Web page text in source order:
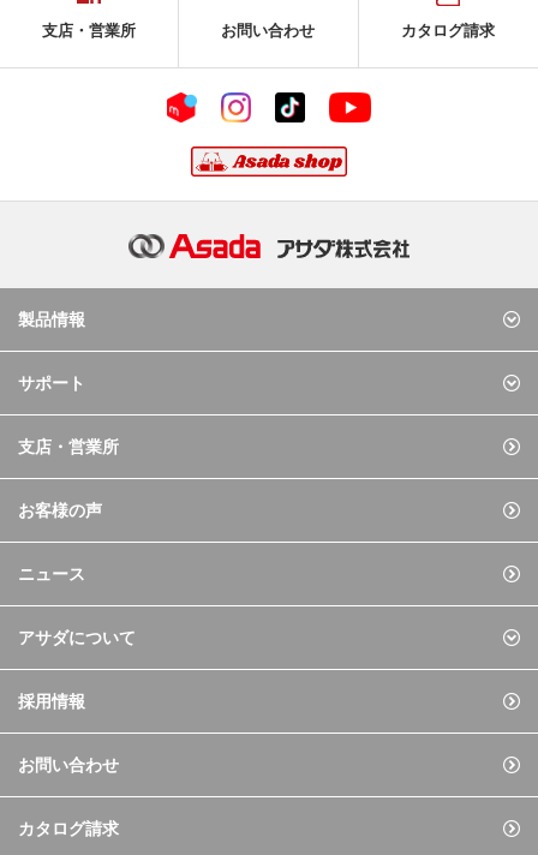
支店・営業所 お問い合わせ カタログ請求
製品情報
サポート
支店・営業所
お客様の声
ニュース
アサダについて
採用情報
お問い合わせ
カタログ請求